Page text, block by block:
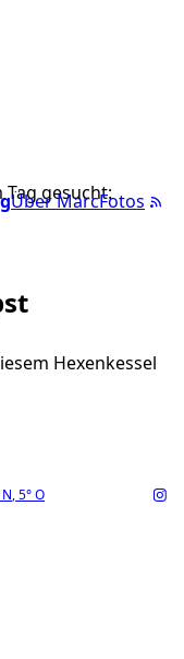
Über MarcFotos
gesucht:
Hexenkessel
N,5°O